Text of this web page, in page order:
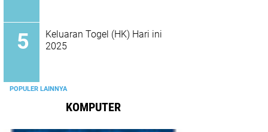
Keluaran Togel (HK) Hari ini
2025
POPULER LAINNYA
KOMPUTER